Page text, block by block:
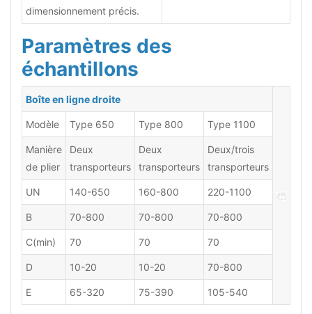
dimensionnement précis.
Paramètres des
échantillons
Boîte en ligne droite
Modèle Type 650 Type 800 Type 1100
Manière
de plier
Deux
transporteurs
Deux
transporteurs
Deux/trois
transporteurs
UN 140-650 160-800 220-1100
B 70-800 70-800 70-800
C(min) 70 70 70
D 10-20 10-20 70-800
E 65-320 75-390 105-540